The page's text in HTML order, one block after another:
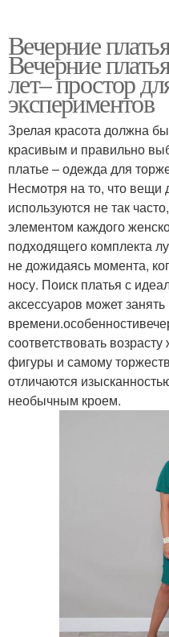
Вечерние
Вечерние
лет– простор
экспериментов
Зрелая красота должна
красивым и правильно
платье – одежда для
Несмотря на то, что вещи
используются не так
элементом каждого
подходящего комплекта
не дожидаясь момента,
носу. Поиск платья с
аксессуаров может
соответствовать
фигуры и самому
отличаются
необычным кроем.